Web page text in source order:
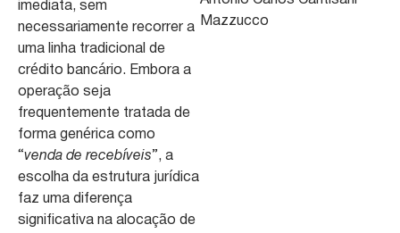
imediata, sem
necessariamente recorrer a
uma linha tradicional de
crédito bancário. Embora a
operação seja
frequentemente tratada de
forma genérica como
“venda de recebíveis”, a
escolha da estrutura jurídica
faz uma diferença
significativa na alocação de
Mazzucco